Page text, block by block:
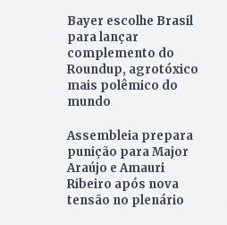
Bayer escolhe Brasil
para lançar
complemento do
Roundup, agrotóxico
mais polêmico do
mundo
Assembleia prepara
punição para Major
Araújo e Amauri
Ribeiro após nova
tensão no plenário